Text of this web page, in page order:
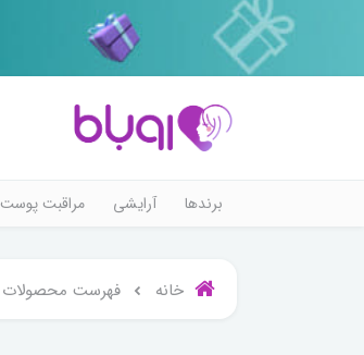
برندها آرایشی مراقبت پوست
خانه فهرست محصولات